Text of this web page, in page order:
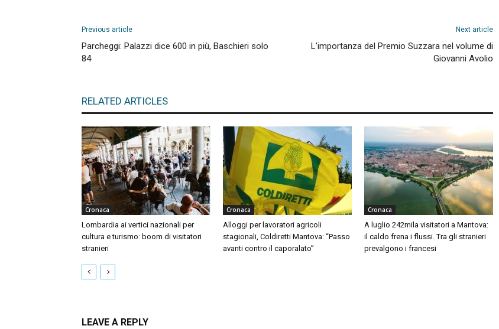
Previous article
Parcheggi: Palazzi dice 600 in più, Baschieri solo
84
Next article
L’importanza del Premio Suzzara nel volume di
Giovanni Avolio
RELATED ARTICLES
Cronaca
Lombardia ai vertici nazionali per
cultura e turismo: boom di visitatori
stranieri
Cronaca
Alloggi per lavoratori agricoli
stagionali, Coldiretti Mantova: “Passo
avanti contro il caporalato”
Cronaca
A luglio 242mila visitatori a Mantova:
il caldo frena i flussi. Tra gli stranieri
prevalgono i francesi
LEAVE A REPLY